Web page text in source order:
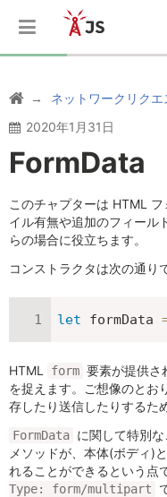
ネットワークリクエ
2020年1月31日
FormData
このチャプターは HTML
イル有無や追加のフィール
らの場合に役立ちます。
コンストラクタは次の通り
let formData
HTML form 要素が提供さ
を捉えます。ご想像のとお
存したり送信したりするた
FormData に関して特別な
メソッドが、本体(ボディ)
れることができるという点
Type: form/multipart